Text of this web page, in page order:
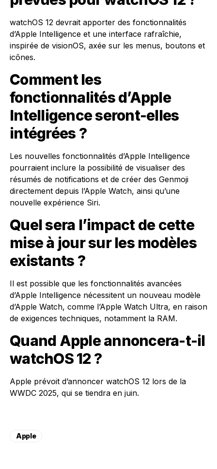
watchOS 12 devrait apporter des fonctionnalités
d’Apple Intelligence et une interface rafraîchie,
inspirée de visionOS, axée sur les menus, boutons et
icônes.
Comment les
fonctionnalités d’Apple
Intelligence seront-elles
intégrées ?
Les nouvelles fonctionnalités d’Apple Intelligence
pourraient inclure la possibilité de visualiser des
résumés de notifications et de créer des Genmoji
directement depuis l’Apple Watch, ainsi qu’une
nouvelle expérience Siri.
Quel sera l’impact de cette
mise à jour sur les modèles
existants ?
Il est possible que les fonctionnalités avancées
d’Apple Intelligence nécessitent un nouveau modèle
d’Apple Watch, comme l’Apple Watch Ultra, en raison
de exigences techniques, notamment la RAM.
Quand Apple annoncera-t-il
watchOS 12 ?
Apple prévoit d’annoncer watchOS 12 lors de la
WWDC 2025, qui se tiendra en juin.
Apple